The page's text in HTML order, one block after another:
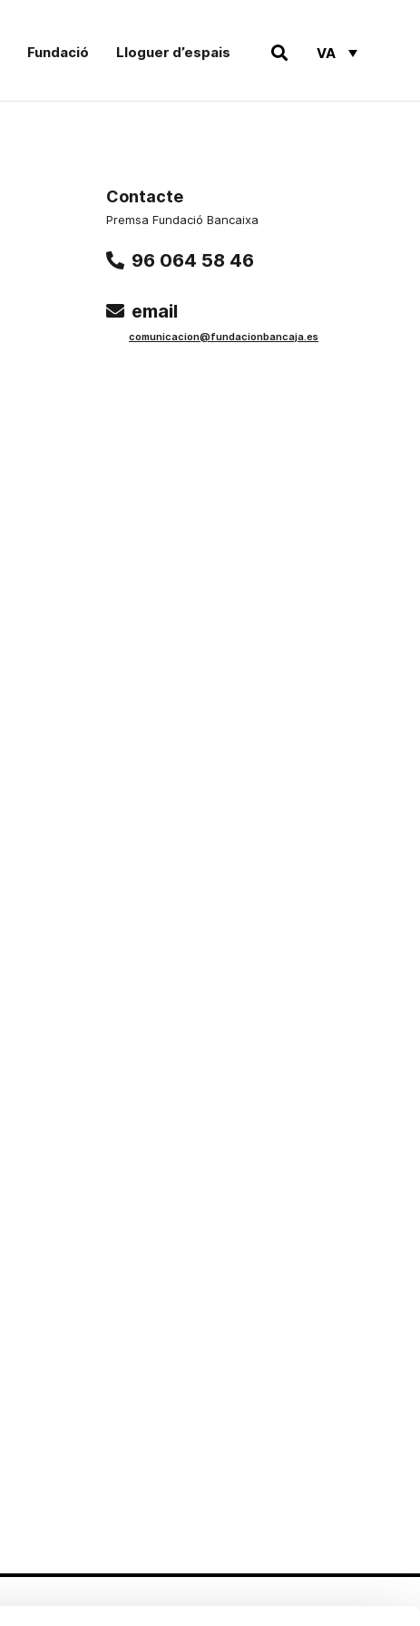
Fundació Lloguer d’espais VA
Contacte
Premsa Fundació Bancaixa
96 064 58 46
email
comunicacion@fundacionbancaja.es